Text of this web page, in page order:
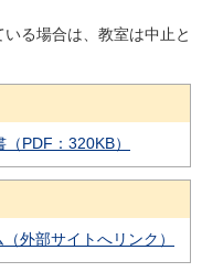
る場合は、教室は中止と
PDF：320KB）
外部サイトへリンク）